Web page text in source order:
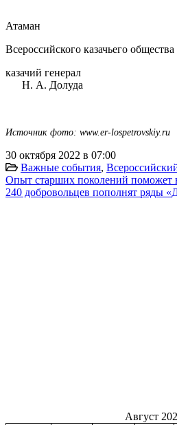
Атаман
Всероссийского казачьего общества
казачий
Н. А. Долуда
Источник фото: www.er-lospetrovskiy.ru
30 октября 2022 в 07:00
Важные события,
Опыт старших поколений поможет
240 добровольцев пополнят ряды
Август